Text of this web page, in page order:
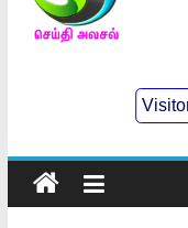
Tamil
Online